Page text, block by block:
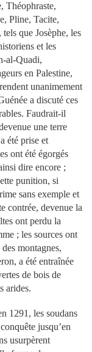
Théophraste,
Pline, Tacite,
que Josèphe, les
et les
al-Quadi,
en Palestine,
unanimement
a discuté ces
Faudrait-il
une terre
été prise et
ont été égorgés
dire encore ;
punition, si
sans exemple et
contrée, devenue la
ont perdu la
; les sources ont
montagnes,
a été entraînée
de bois de
arides.
1291, les soudans
jusqu’en
usurpèrent